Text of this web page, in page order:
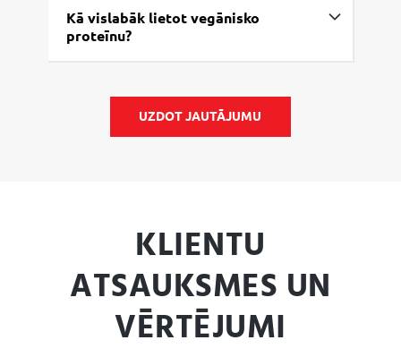
Kā vislabāk lietot vegānisko
proteīnu?
UZDOT JAUTĀJUMU
KLIENTU
ATSAUKSMES UN
VĒRTĒJUMI